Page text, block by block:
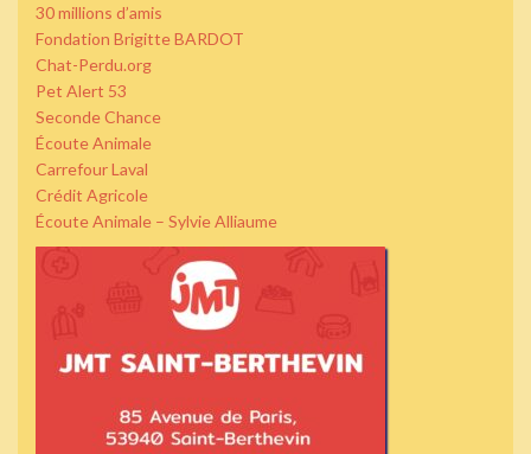
30 millions d’amis
Fondation Brigitte BARDOT
Chat-Perdu.org
Pet Alert 53
Seconde Chance
Écoute Animale
Carrefour Laval
Crédit Agricole
Écoute Animale – Sylvie Alliaume